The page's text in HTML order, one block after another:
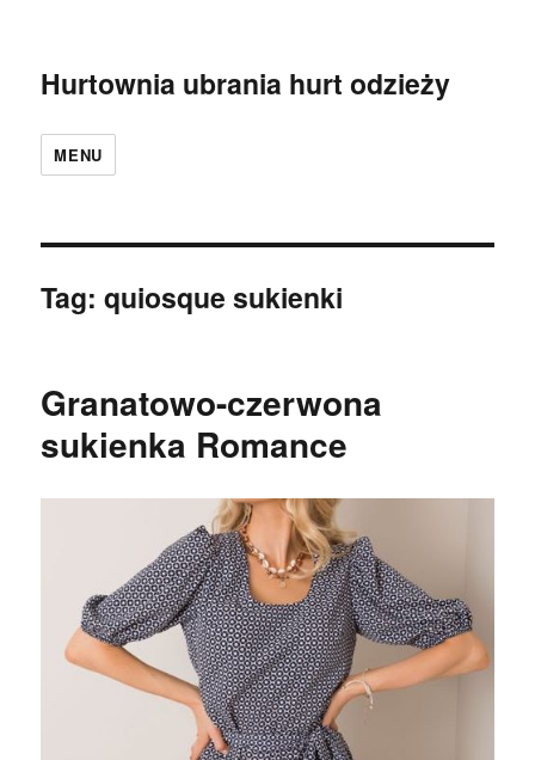
Hurtownia ubrania hurt odzieży
MENU
Tag:quiosque sukienki
Granatowo-czerwona
sukienka Romance